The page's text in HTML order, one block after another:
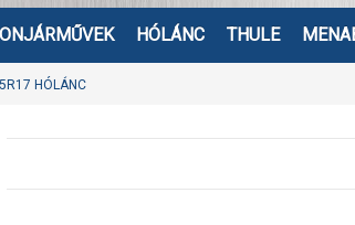
HÓLÁNC THULE
HÓLÁNC